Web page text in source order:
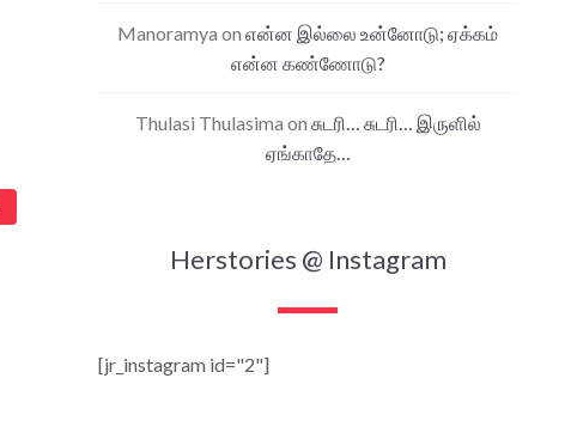
Manoramya on என்ன இல்லை உன்னோடு; ஏக்கம்
என்ன கண்ணோடு?
Thulasi Thulasima on சுடரி… சுடரி… இருளில்
ஏங்காதே…
Herstories @ Instagram
[jr_instagram id="2"]